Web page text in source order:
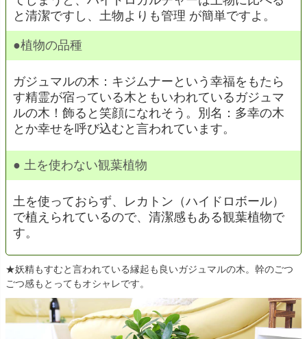
と清潔ですし、土物よりも管理 が簡単ですよ。
●植物の品種
ガジュマルの木：キジムナーという幸福をもたら
す精霊が宿っている木ともいわれているガジュマ
ルの木！飾ると笑顔になれそう。別名：多幸の木
とか幸せを呼び込むと言われています。
● 土を使わない観葉植物
土を使っておらず、レカトン（ハイドロボール）
で植えられているので、清潔感もある観葉植物で
す。
★妖精もすむと言われている縁起も良いガジュマルの木。幹のごつ
ごつ感もとってもオシャレです。